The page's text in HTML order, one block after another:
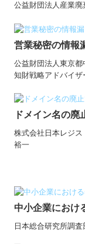
公益財団法人産業
営業秘密の情報
公益財団法人東京
知財戦略アドバイ
ドメイン名の
株式会社日本レジ
裕一
中小企業におけ
日本総合研究所調